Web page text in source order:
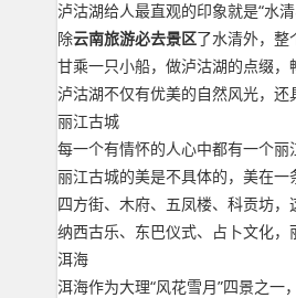
泸沽湖给人最直观的印象就是“水
除云南旅游必去景区了水清外，整
甘乘一只小船，做泸沽湖的点缀，
泸沽湖不仅有优美的自然风光，
丽江古城
每一个有情怀的人心中都有一个丽
丽江古城的美是不具体的，美在一
四方街、木府、五凤楼、科贡坊，
纳西古乐、东巴仪式、占卜文化，
洱海
洱海作为大理“风花雪月”四景之